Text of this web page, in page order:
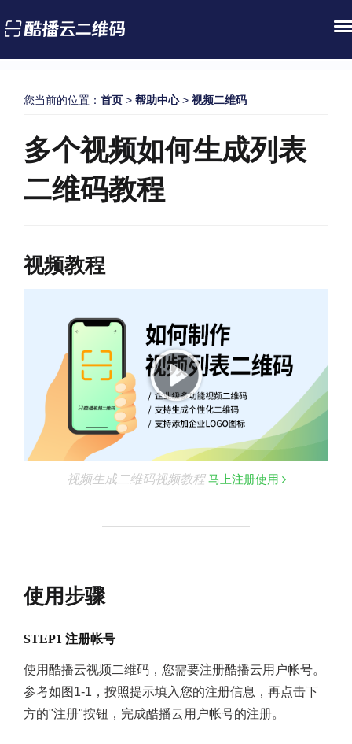
您当前的位置： 首页 > 帮助中心> 视频二维码
多个视频如何生成列表
二维码教程
视频教程
视频生成二维码视频教程马上注册使用
使用步骤
STEP1 注册帐号
使用酷播云视频二维码，您需要注册酷播云用户帐号。
参考如图1-1，按照提示填入您的注册信息，再点击下
方的"注册"按钮，完成酷播云用户帐号的注册。